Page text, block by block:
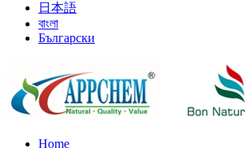
日本語
বাংলা
Български
Home